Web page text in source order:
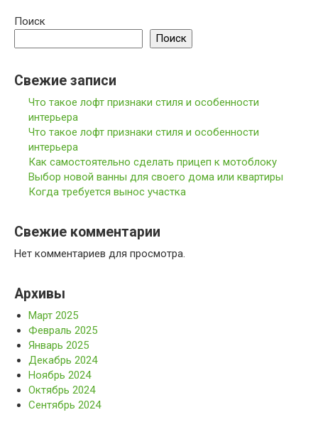
Поиск
Поиск
Свежие записи
Что такое лофт признаки стиля и особенности
интерьера
Что такое лофт признаки стиля и особенности
интерьера
Как самостоятельно сделать прицеп к мотоблоку
Выбор новой ванны для своего дома или квартиры
Когда требуется вынос участка
Свежие комментарии
Нет комментариев для просмотра.
Архивы
Март 2025
Февраль 2025
Январь 2025
Декабрь 2024
Ноябрь 2024
Октябрь 2024
Сентябрь 2024